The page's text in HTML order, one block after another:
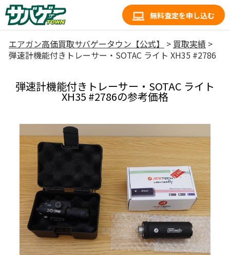
無料査定を申し込む
エアガン高価買取サバゲータウン【公式】 > 買取実績 >
弾速計機能付きトレーサー・SOTAC ライト XH35 #2786
弾速計機能付きトレーサー・SOTAC ライト
XH35 #2786の参考価格